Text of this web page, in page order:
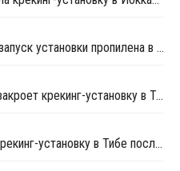
Eneos на июль перенесла перезапуск установки пропилена в Кавасаки
Keiyo Ethylene на этой неделе закроет крекинг-установку в Тибе на внеплановый ремонт
Keiyo Ethylene перезапустила крекинг-установку в Тибе после плановой профилактики